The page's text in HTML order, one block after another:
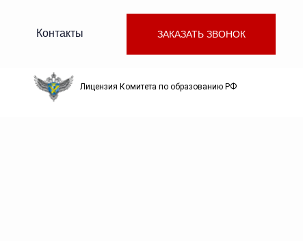
ЗАКАЗАТЬ ЗВОНОК
Контакты
Лицензия Комитета по образованию РФ